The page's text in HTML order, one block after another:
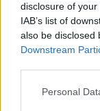
disclosure of
IAB’s list of
also be disclosed
Downstream
Please note that
Personal